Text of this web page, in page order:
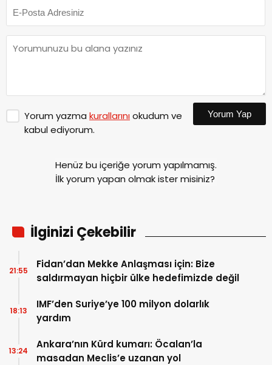
Yorum yazma kurallarınıokudum ve
kabul ediyorum.
Yorum Yap
Henüz bu içeriğe yorum yapılmamış.
İlk yorum yapan olmak ister misiniz?
İlginizi Çekebilir
Fidan’dan Mekke Anlaşması için: Bize
saldırmayan hiçbir ülke hedefimizde değil
21:55
IMF’den Suriye’ye 100 milyon dolarlık
yardım
18:13
Ankara’nın Kürd kumarı: Öcalan’la
masadan Meclis’e uzanan yol
13:24